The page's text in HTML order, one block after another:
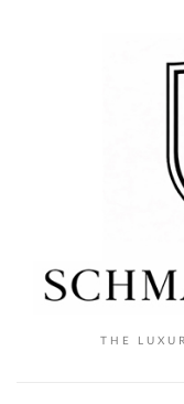
THE